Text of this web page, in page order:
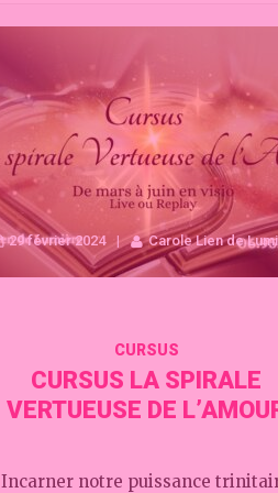
29 février 2024 Carole Lien de
CURSUS
CURSUS LA SPIRALE
VERTUEUSE DE
Incarner notre puissance